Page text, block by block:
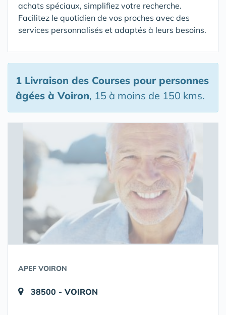
achats spéciaux, simplifiez votre recherche.
Facilitez le quotidien de vos proches avec des
services personnalisés et adaptés à leurs besoins.
1 Livraison des Courses pour personnes
âgées à Voiron, 15 à moins de 150 kms.
APEF VOIRON
38500 - VOIRON